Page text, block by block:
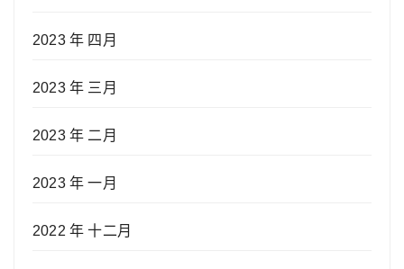
2023 年 四月
2023 年 三月
2023 年 二月
2023 年 一月
2022 年 十二月